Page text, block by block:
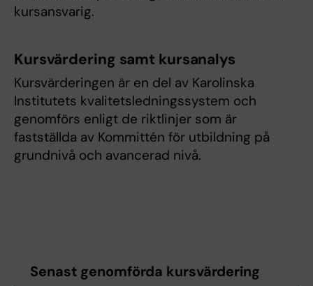
kursansvarig.
Kursvärdering samt kursanalys
Kursvärderingen är en del av Karolinska
Institutets kvalitetsledningssystem och
genomförs enligt de riktlinjer som är
fastställda av Kommittén för utbildning på
grundnivå och avancerad nivå.
Senast genomförda kursvärdering